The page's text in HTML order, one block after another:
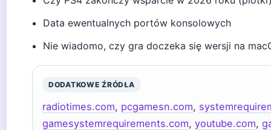
Data ewentualnych portów konsolowych
Nie wiadomo, czy gra doczeka się wersji na
DODATKOWE ŹRÓDŁA
radiotimes.com, pcgamesn.com,
gamesystemrequirements.com, youtube.com,